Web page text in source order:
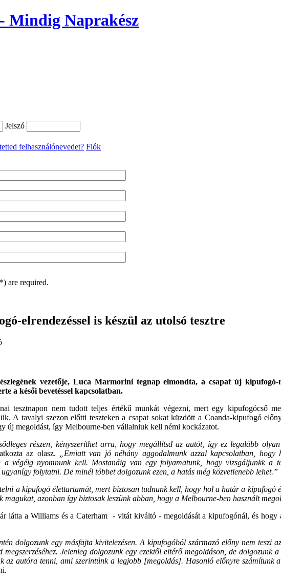
Mindig Naprakész
Jelszó
felhasználónevedet? Fiók
are required.
elrendezéssel is készül az utolsó tesztre
vezetője, Luca Marmorini tegnap elmondta, a csapat új kipufogó-
a késői bevetéssel kapcsolatban.
tesztnapon nem tudott teljes értékű munkát végezni, mert egy kipufogócső
A tavalyi szezon előtti teszteken a csapat sokat küzdött a Coanda-kipufogó
új megoldást, így Melbourne-ben vállalniuk kell némi kockázatot.
részen, kényszeríthet arra, hogy megállítsd az autót, így ez legalább
az olasz.
„Emiatt van jó néhány aggodalmunk azzal kapcsolatban, hogy
végéig nyomnunk kell. Mostanáig van egy folyamatunk, hogy vizsgáljunkk a
folytatni. De minél többet dolgozunk ezen, a hatás még közvetlenebb lehet.”
a kipufogó élettartamát, mert biztosan tudnunk kell, hogy hol a határ a
magukat, azonban így biztosak leszünk abban, hogy a Melbourne-ben használt
látta a Williams és a Caterham - vitát kiváltó - megoldását a kipufogónál, és
dolgozunk egy másfajta kivitelezésen. A kipufogóból származó előny nem teszi
Jelenleg dolgozunk egy ezektől eltérő megoldáson, de dolgozunk
az autóra tenni, ami szerintünk a legjobb [megoldás]. Hasonló előnyre számítunk